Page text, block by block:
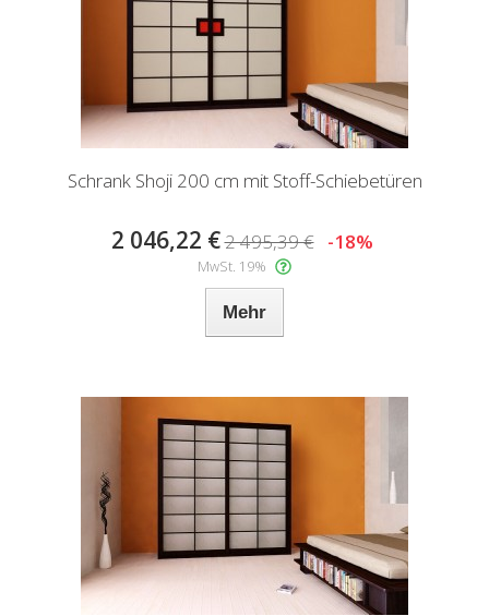
Schrank Shoji 200 cm mit Stoff-Schiebetüren
2 046,22 €2 495,39 € -18%
MwSt. 19%
Mehr